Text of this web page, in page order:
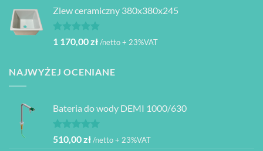
Zlew ceramiczny 380x380x245
Oceniono
na 5
1 170,00zł/netto + 23%VAT
NAJWYŻEJ OCENIANE
Bateria do wody DEMI 1000/630
Oceniono
na 5
510,00zł/netto + 23%VAT